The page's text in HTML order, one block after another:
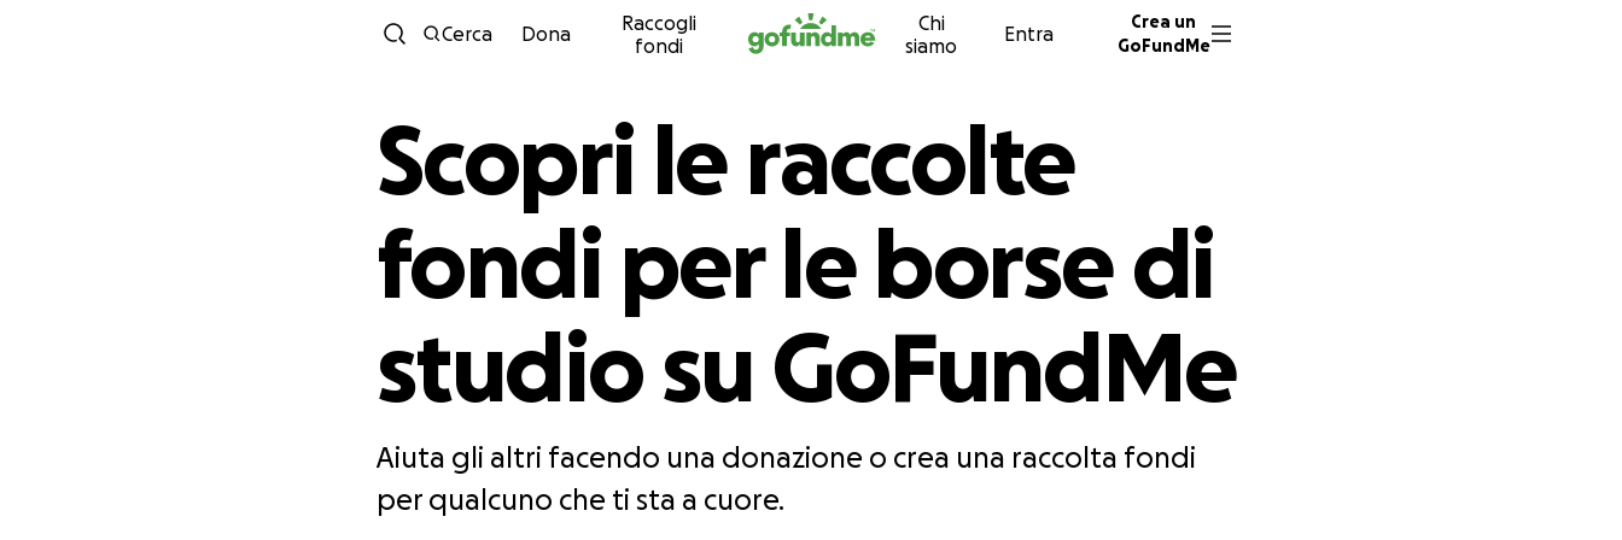
Vai al contenuto
Cerca Dona
Raccogli
fondi
Chi
siamo
Entra
Crea un
GoFundMe
Scopri le raccolte
fondi per le borse di
studio su GoFundMe
Aiuta gli altri facendo una donazione o crea una raccolta fondi
per qualcuno che ti sta a cuore.